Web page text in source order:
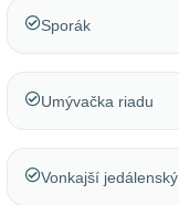
Sporák
Umývačka riadu
Vonkajší